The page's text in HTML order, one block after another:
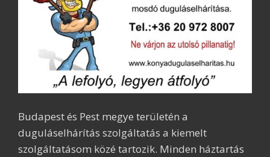
Budapest és Pest megye területén a
duguláselhárítás szolgáltatás a kiemelt
szolgáltatásom közé tartozik. Minden háztartás